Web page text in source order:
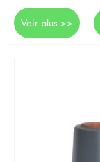
Voir plus >>